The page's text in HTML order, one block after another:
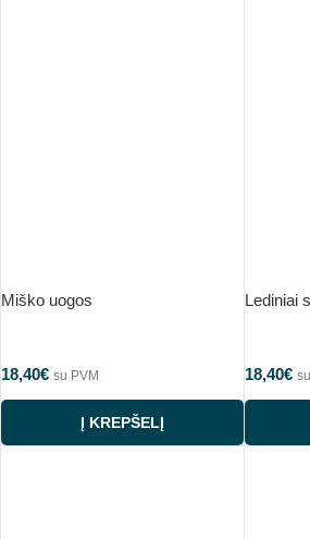
Miško uogos
18,40€ su PVM
Į KREPŠELĮ
Lediniai
18,40€